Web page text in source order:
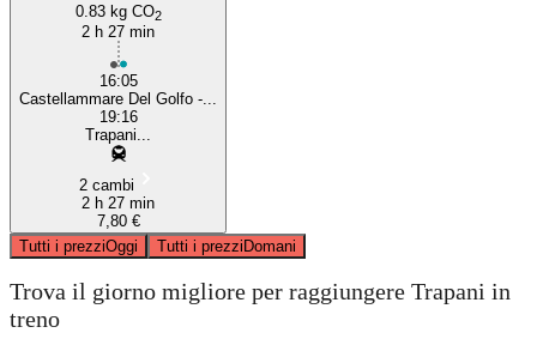
0.83 kg CO2
2 h 27 min
16:05
Castellammare Del Golfo -...
19:16
Trapani...
2 cambi
2 h 27 min
7,80 €
Tutti i prezziOggi Tutti i prezziDomani
Trova il giorno migliore per raggiungere Trapani in
treno